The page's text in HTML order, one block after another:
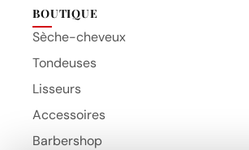
BOUTIQUE
Sèche-cheveux
Tondeuses
Lisseurs
Accessoires
Barbershop